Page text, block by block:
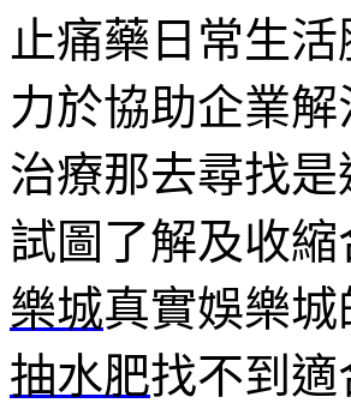
止痛藥日常生
力於協助企業
治療那去尋找
試圖了解及收
樂城真實娛樂
抽水肥找不到